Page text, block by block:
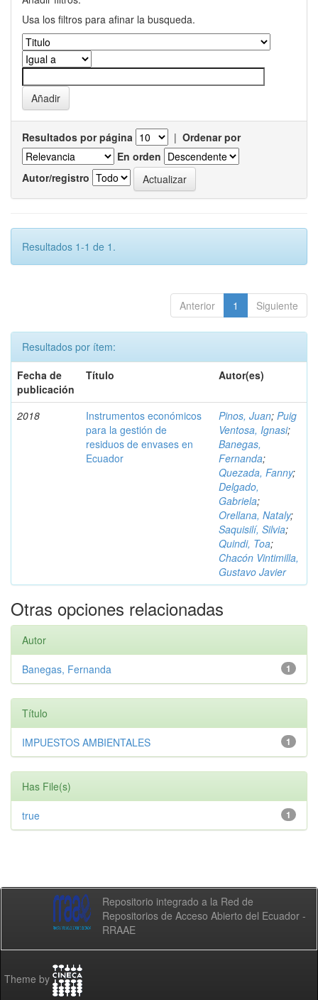
Usa los filtros para afinar la busqueda.
Resultados por página | Ordenar por
En orden
Autor/registro
Resultados 1-1 de 1.
Anterior 1 Siguiente
Resultados por ítem:
Fecha de
publicación
Título Autor(es)
2018
Instrumentos económicos
para la gestión de
residuos de envases en
Ecuador
Pinos, Juan; Puig
Ventosa, Ignasi;
Banegas,
Fernanda;
Quezada, Fanny;
Delgado,
Gabriela;
Orellana, Nataly;
Saquisilí, Silvia;
Quindi, Toa;
Chacón Vintimilla,
Gustavo Javier
Otras opciones relacionadas
Autor
1
Banegas, Fernanda
Título
1
IMPUESTOS AMBIENTALES
Has File(s)
1
true
Repositorio integrado a la Red de
Repositorios de Acceso Abierto del Ecuador -
RRAAE
Theme by